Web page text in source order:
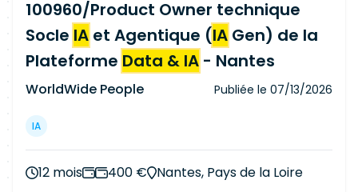
100960/Product Owner technique
Socle IA et Agentique (IA Gen) de la
Plateforme Data & IA - Nantes
WorldWide People Publiée le 07/13/2026
IA
12 mois 400 €
Nantes, Pays de la Loire